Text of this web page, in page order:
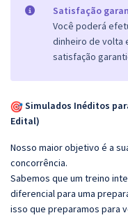
Satisfação
Você poderá
dinheiro de volta
satisfação
Simulados Inéditos
Edital)
Nosso maior objetivo é a
concorrência.
Sabemos que um treino
diferencial para uma
isso que preparamos para